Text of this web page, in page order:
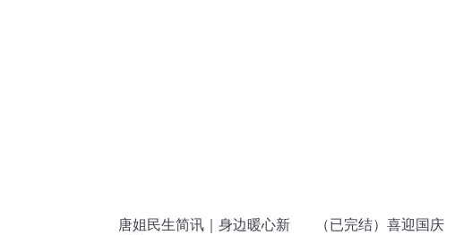
唐姐民生简讯｜身边暖心新
（已完结）喜迎国庆